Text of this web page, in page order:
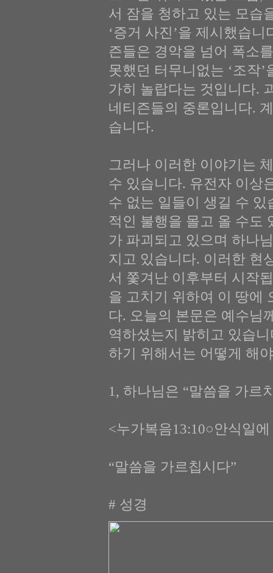
서 잠을 청하고 있는 모습
‘증거 사진’을 제시했습
즌들은 경악을 넘어 폭소
못했던 터무니없는 ‘조작
가히 놀랍다는 것입니다.
네티즌들의 중론입니다.
습니다.
그러나 이러한 이야기는
수 있습니다. 유전자 이상
수 없는 일들이 생길 수
적인 불행을 몰고 올 수도
가 파괴되고 있으며 하나
지고 있습니다. 이러한 현
서 쫓겨난 이후부터 시작
을 고치기 위하여 이 땅에
다. 오늘의 본문은 예수님
역하셨는지 밝히고 있습
하기 위해서는 어떻게 해
1, 하나님은 “말씀을 가르
<누가복음13:10○안식일
“말씀을 가르칩시다”
# 성경